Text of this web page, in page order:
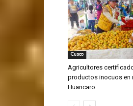
Cusco
Agricultores
productos inocuos en
Huancaro